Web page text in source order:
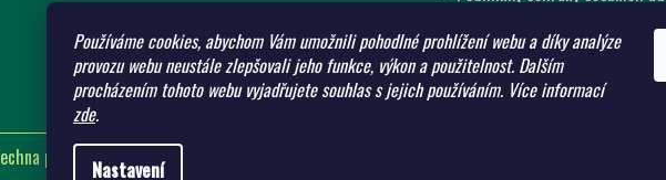
Používáme cookies, abychom Vám umožnili pohodlné prohlížení webu a díky analýze
provozu webu neustále zlepšovali jeho funkce, výkon a použitelnost. Dalším
procházením tohoto webu vyjadřujete souhlas s jejich používáním. Více informací
zde.
Nastavení
ADW - zemědělství pro
Prodávané značky
Odborné články
práva vyhrazena. Upravit nastavení cookies